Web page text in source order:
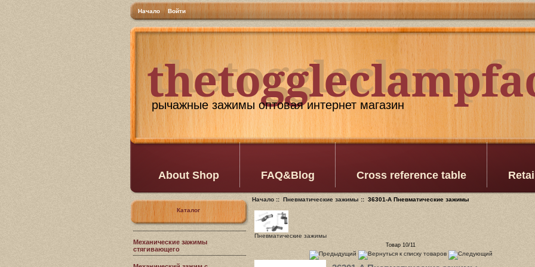
Начало Войти
рычажные зажимы оптовая интернет магазин
About Shop FAQ&Blog Cross reference table
Каталог
Механические зажимы
стягивающего
Начало ::Пневматические зажимы :: 36301-A Пневматические зажимы
Пневматические зажимы
Товар 10/11